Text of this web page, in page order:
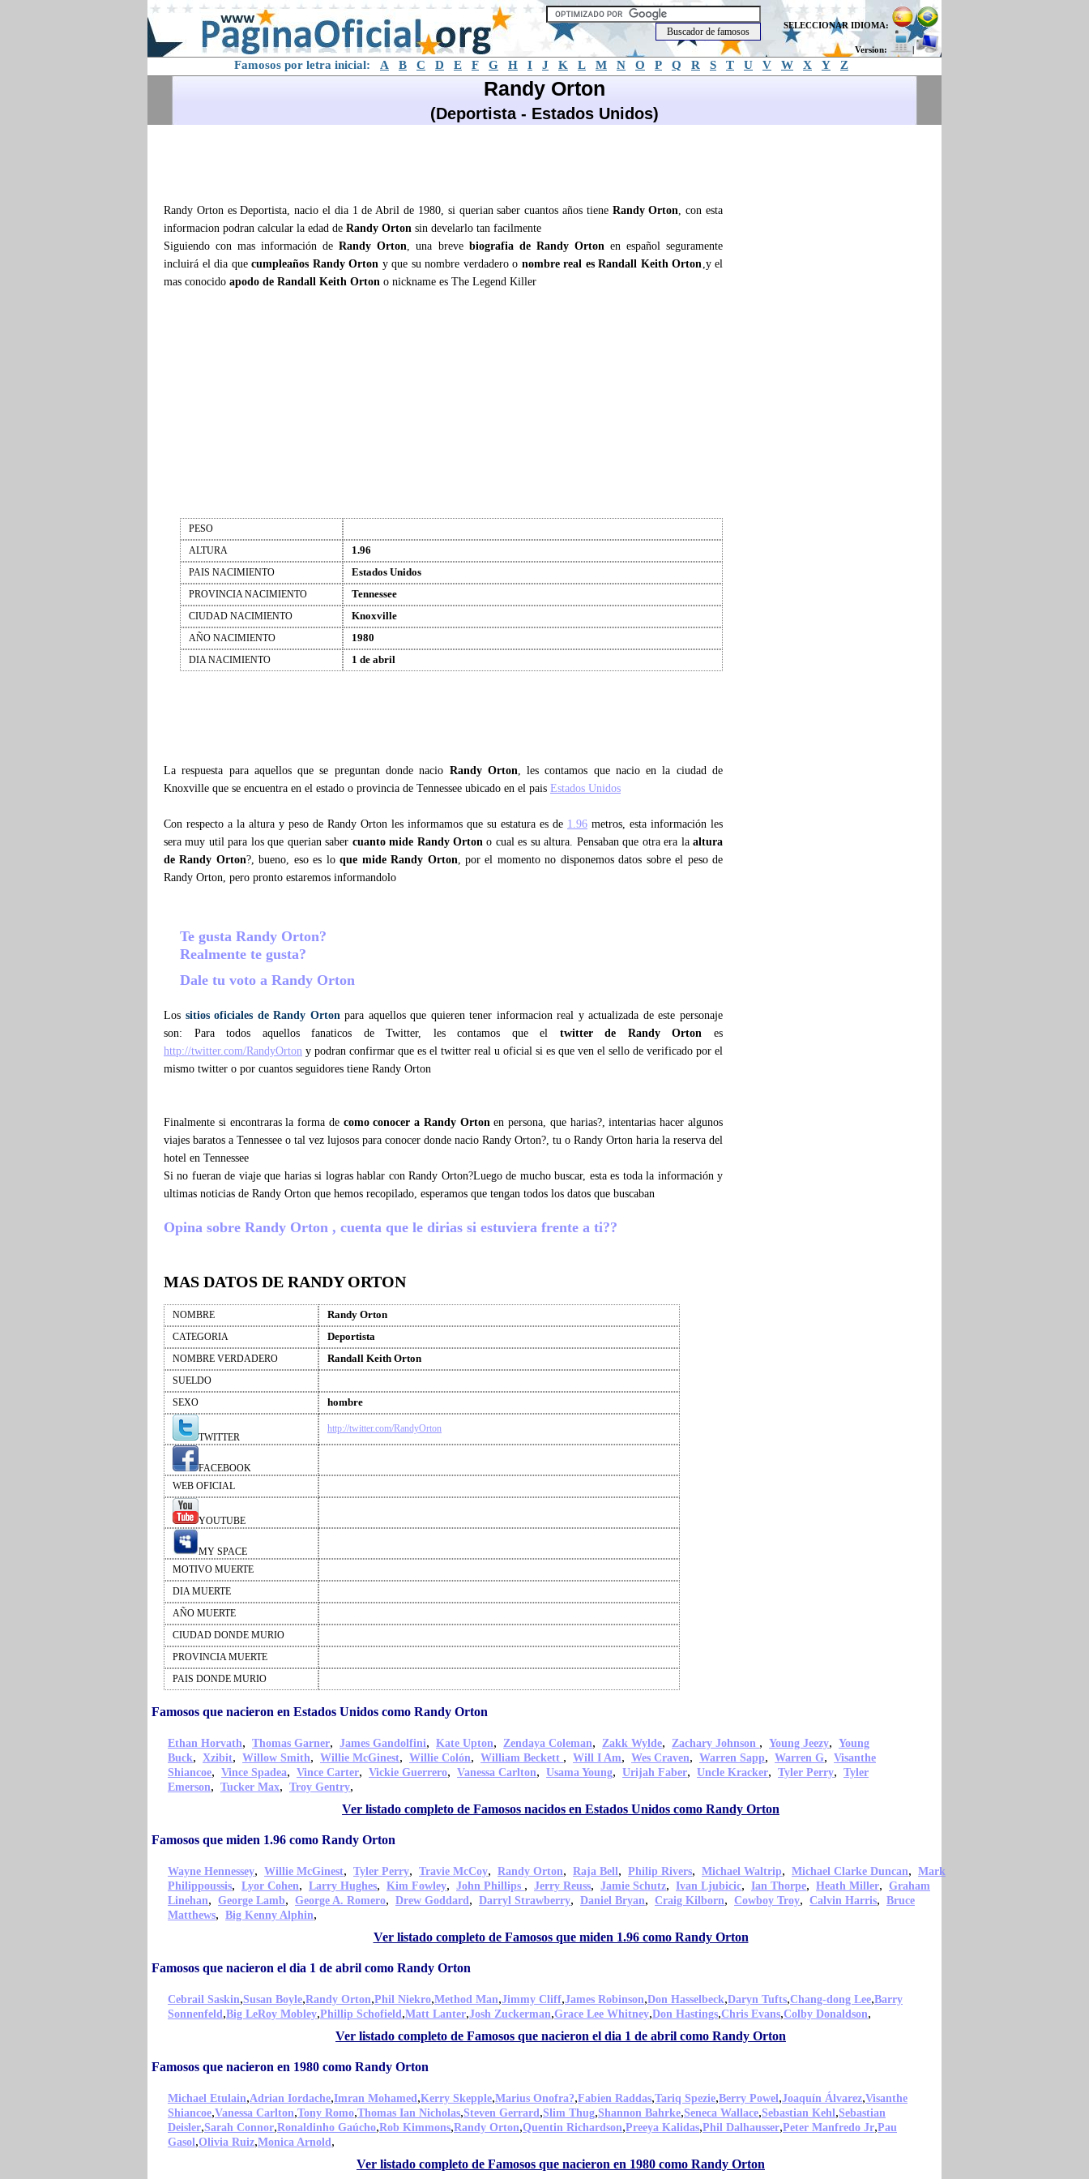
SELECCIONAR IDIOMA:
Version: |
Famosos por letra inicial: A B C D E F G H I J K L M N O P Q R S T U V W X Y Z
Randy Orton
(Deportista - Estados Unidos)
Randy Orton es Deportista, nacio el dia 1 de Abril de 1980, si querian saber cuantos años tiene Randy Orton, con esta
informacion podran calcular la edad de Randy Orton sin develarlo tan facilmente
Siguiendo con mas información deRandy Orton, una breve biografia de Randy Ortonen español seguramente
incluirá el dia quecumpleaños Randy Orton y que su nombre verdadero o nombre real es Randall Keith Orton,y el
mas conocido apodo de Randall Keith Orton o nickname es The Legend Killer
PESO
ALTURA
1.96
PAIS NACIMIENTO Estados Unidos
PROVINCIA NACIMIENTO Tennessee
CIUDAD NACIMIENTO Knoxville
AÑO NACIMIENTO 1980
DIA NACIMIENTO 1 de abril
La respuesta para aquellos que se preguntan donde nacio Randy Orton, les contamos que nacio en la ciudad de
Knoxville que se encuentra en el estado o provincia de Tennessee ubicado en el pais Estados Unidos
Con respecto a la altura y peso de Randy Orton les informamos que su estatura es de 1.96 metros, esta información les
sera muy util para los que querian saber cuanto mide Randy Orton o cual es su altura. Pensaban que otra era laaltura
de Randy Orton?, bueno, eso es loque mide Randy Orton, por el momento no disponemos datos sobre el peso de
Randy Orton, pero pronto estaremos informandolo
Te gusta Randy Orton?
Realmente te gusta?
Dale tu voto a Randy Orton
Los sitios oficiales de Randy Ortonpara aquellos que quieren tener informacion real y actualizada de este personaje
son: Para todos aquellos fanaticos de Twitter, les contamos que el twitter de Randy Orton es
http://twitter.com/RandyOrton y podran confirmar que es el twitter real u oficial si es que ven el sello de verificado por el
mismo twitter o por cuantos seguidores tiene Randy Orton
Finalmente si encontraras la forma de como conocer a Randy Ortonen persona, que harias?, intentarias hacer algunos
viajes baratos a Tennessee o tal vez lujosos para conocer donde nacio Randy Orton?, tu o Randy Orton haria la reserva del
hotel en Tennessee
Si no fueran de viaje que harias si logras hablar con Randy Orton?Luego de mucho buscar, esta es toda la información y
ultimas noticias de Randy Orton que hemos recopilado, esperamos que tengan todos los datos que buscaban
Opina sobre Randy Orton , cuenta que le dirias si estuviera frente a ti??
MAS DATOS DE RANDY ORTON
NOMBRE Randy Orton
CATEGORIA Deportista
NOMBRE VERDADERO Randall Keith Orton
SUELDO
SEXO
hombre
TWITTER
http://twitter.com/RandyOrton
FACEBOOK
WEB OFICIAL
YOUTUBE
MY SPACE
MOTIVO MUERTE
DIA MUERTE
AÑO MUERTE
CIUDAD DONDE MURIO
PROVINCIA MUERTE
PAIS DONDE MURIO
Famosos que nacieron en Estados Unidos como Randy Orton
Ethan Horvath, Thomas Garner, James Gandolfini, Kate Upton, Zendaya Coleman, Zakk Wylde, Zachary Johnson , Young Jeezy, Young
Buck, Xzibit, Willow Smith, Willie McGinest, Willie Colón, William Beckett , Will I Am, Wes Craven, Warren Sapp, Warren G, Visanthe
Shiancoe, Vince Spadea, Vince Carter, Vickie Guerrero, Vanessa Carlton, Usama Young, Urijah Faber, Uncle Kracker, Tyler Perry, Tyler
Emerson, Tucker Max, Troy Gentry,
Ver listado completo de Famosos nacidos en Estados Unidos como Randy Orton
Famosos que miden 1.96 como Randy Orton
Wayne Hennessey, Willie McGinest, Tyler Perry, Travie McCoy, Randy Orton, Raja Bell, Philip Rivers, Michael Waltrip, Michael Clarke Duncan, Mark
Philippoussis, Lyor Cohen, Larry Hughes, Kim Fowley, John Phillips , Jerry Reuss, Jamie Schutz, Ivan Ljubicic, Ian Thorpe, Heath Miller, Graham
Linehan, George Lamb, George A. Romero, Drew Goddard, Darryl Strawberry, Daniel Bryan, Craig Kilborn, Cowboy Troy, Calvin Harris, Bruce
Matthews, Big Kenny Alphin,
Ver listado completo de Famosos que miden 1.96 como Randy Orton
Famosos que nacieron el dia 1 de abril como Randy Orton
Cebrail Saskin,Susan Boyle,Randy Orton,Phil Niekro,Method Man,Jimmy Cliff,James Robinson,Don Hasselbeck,Daryn Tufts,Chang-dong Lee,Barry
Sonnenfeld,Big LeRoy Mobley,Phillip Schofield,Matt Lanter,Josh Zuckerman,Grace Lee Whitney,Don Hastings,Chris Evans,Colby Donaldson,
Ver listado completo de Famosos que nacieron el dia 1 de abril como Randy Orton
Famosos que nacieron en 1980 como Randy Orton
Michael Etulain,Adrian Iordache,Imran Mohamed,Kerry Skepple,Marius Onofra?,Fabien Raddas,Tariq Spezie,Berry Powel,Joaquín Álvarez,Visanthe
Shiancoe,Vanessa Carlton,Tony Romo,Thomas Ian Nicholas,Steven Gerrard,Slim Thug,Shannon Bahrke,Seneca Wallace,Sebastian Kehl,Sebastian
Deisler,Sarah Connor,Ronaldinho Gaúcho,Rob Kimmons,Randy Orton,Quentin Richardson,Preeya Kalidas,Phil Dalhausser,Peter Manfredo Jr,Pau
Gasol,Olivia Ruiz,Monica Arnold,
Ver listado completo de Famosos que nacieron en 1980 como Randy Orton